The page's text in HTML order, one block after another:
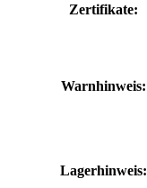
Zertifikate:
Warnhinweis:
Lagerhinweis: